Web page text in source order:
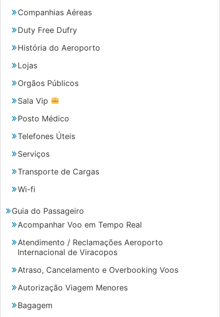
Companhias Aéreas
Duty Free Dufry
História do Aeroporto
Lojas
Orgãos Públicos
Sala Vip
Posto Médico
Telefones Úteis
Serviços
Transporte de Cargas
Wi-fi
Guia do Passageiro
Acompanhar Voo em Tempo Real
Atendimento / Reclamações Aeroporto
Internacional de Viracopos
Atraso, Cancelamento e Overbooking Voos
Autorização Viagem Menores
Bagagem